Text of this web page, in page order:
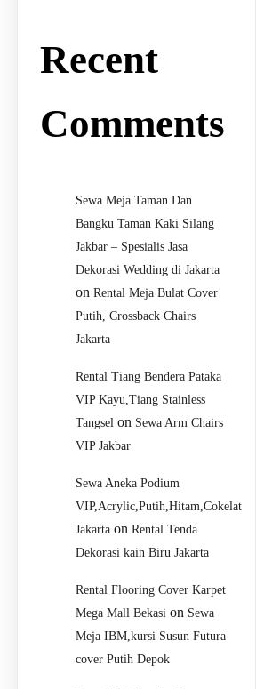
Recent
Comments
Sewa Meja Taman Dan
Bangku Taman Kaki Silang
Jakbar – Spesialis Jasa
Dekorasi Wedding di Jakarta
onRental Meja Bulat Cover
Putih, Crossback Chairs
Jakarta
Rental Tiang Bendera Pataka
VIP Kayu,Tiang Stainless
Tangsel on Sewa Arm Chairs
VIP Jakbar
Sewa Aneka Podium
VIP,Acrylic,Putih,Hitam,Cokelat
Jakarta onRental Tenda
Dekorasi kain Biru Jakarta
Rental Flooring Cover Karpet
Mega Mall Bekasi on Sewa
Meja IBM,kursi Susun Futura
cover Putih Depok